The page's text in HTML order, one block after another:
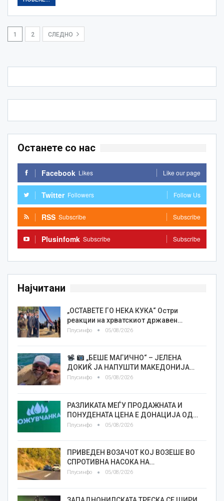
1 2 СЛЕДНО
Останете со нас
Facebook Likes Like our page
Twitter Followers Follow Us
RSS Subscribe Subscribe
Plusinfomk Subscribe Subscribe
Најчитани
„ОСТАВЕТЕ ГО НЕКА КУКА“ Остри
реакции на хрватскиот државен…
Плусинфо 05/08/2026
„БЕШЕ МАГИЧНО“ – ЈЕЛЕНА
ДОКИЌ ЈА НАПУШТИ МАКЕДОНИЈА…
Плусинфо 05/08/2026
РАЗЛИКАТА МЕЃУ ПРОДАЖНАТА И
ПОНУДЕНАТА ЦЕНА Е ДОНАЦИЈА ОД…
Плусинфо 05/08/2026
ПРИВЕДЕН ВОЗАЧОТ КОЈ ВОЗЕШЕ ВО
СПРОТИВНА НАСОКА НА…
Плусинфо 05/08/2026